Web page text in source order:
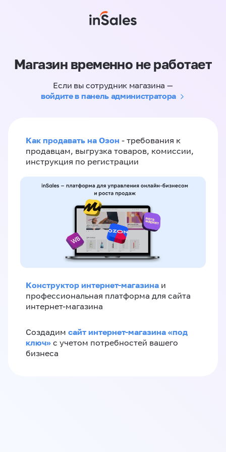
Магазин временно не работает
Если вы сотрудник магазина —
войдите в панель администратора
Как продавать на Озон - требования к
продавцам, выгрузка товаров, комиссии,
инструкция по регистрации
Конструктор интернет-магазина и
профессиональная платформа для сайта
интернет-магазина
Создадим сайт интернет-магазина «под
ключ» с учетом потребностей вашего
бизнеса